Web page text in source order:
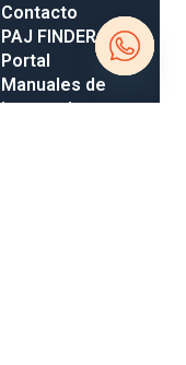
Contacto
PAJ FINDER
Portal
Manuales de
instrucciones